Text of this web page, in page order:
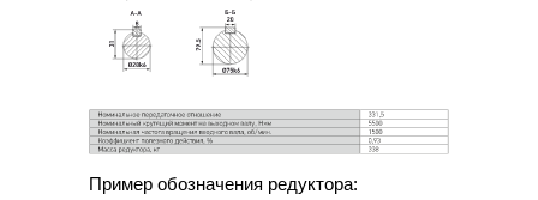
Пример обозначения редуктора: